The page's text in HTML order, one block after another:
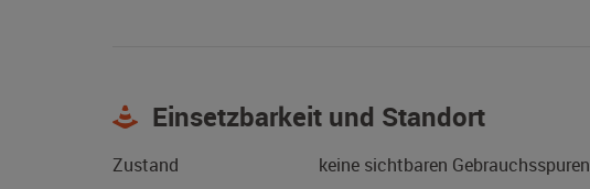
Einsetzbarkeit und Standort
Zustand
keine sichtbaren Gebrauchsspuren